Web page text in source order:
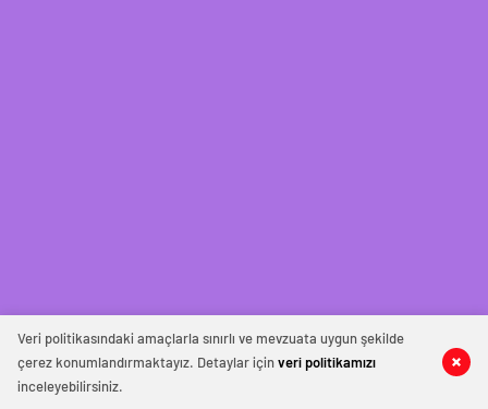
Veri politikasındaki amaçlarla sınırlı ve mevzuata uygun şekilde
çerez konumlandırmaktayız. Detaylar içinveri politikamızı
inceleyebilirsiniz.